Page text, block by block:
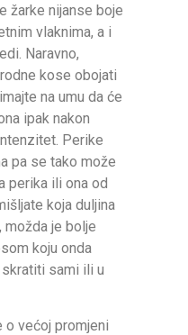
žarke nijanse boje
vlaknima, a i
Naravno,
kose obojati
na umu da će
ipak nakon
Perike
pa se tako može
perika ili ona od
koja duljina
možda je bolje
koju onda
sami ili u
većoj promjeni